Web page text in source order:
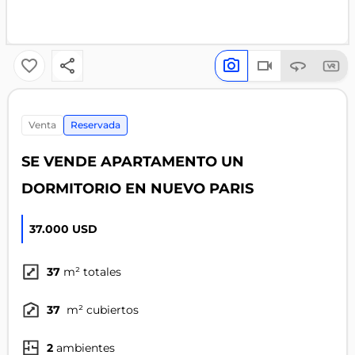
venta Reservada
SE VENDE APARTAMENTO UN
DORMITORIO EN NUEVO PARIS
37.000 USD
37 m² totales
37 m² cubiertos
2 ambientes